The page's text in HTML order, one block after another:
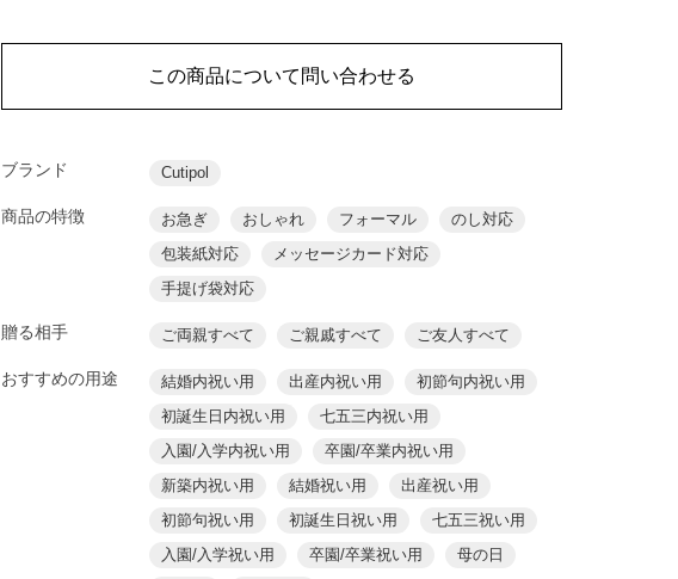
この商品について問い合わせる
ブランド Cutipol
商品の特徴 お急ぎ おしゃれ フォーマル
のし対応
包装紙対応
メッセージカード対応
手提げ袋対応
贈る相手 ご両親すべて ご親戚すべて ご友人すべて
おすすめの用途 結婚内祝い用 出産内祝い用
初節句内祝い用
初誕生日内祝い用
七五三内祝い用
入園/入学内祝い用
卒園/卒業内祝い用
新築内祝い用
結婚祝い用
出産祝い用
初節句祝い用
初誕生日祝い用
七五三祝い用
入園/入学祝い用
卒園/卒業祝い用
母の日